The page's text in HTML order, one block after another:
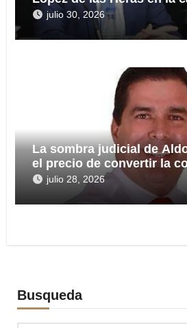
presuntas irregularidades
de 112,8 millones a Tubos
julio 30, 2026
La sombra judicial de
el precio de convertir la
en arma
julio 28, 2026
Busqueda